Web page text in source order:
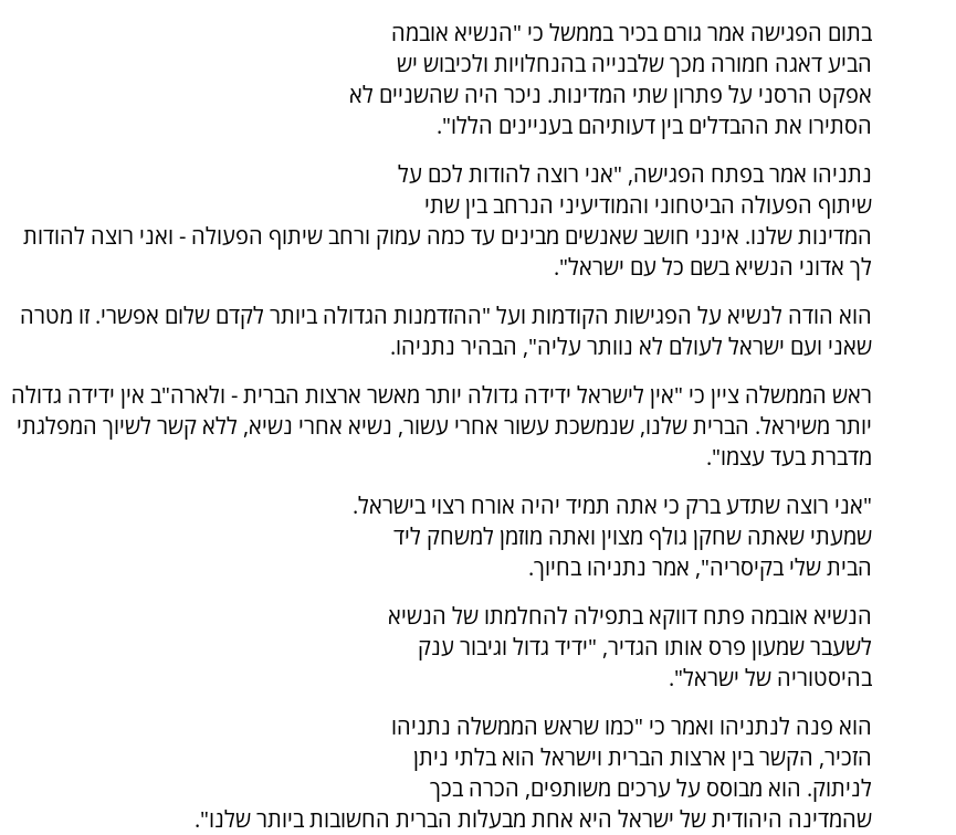
בתום הפגישה אמר גורם בכיר בממשל כי "הנשיא אובמה
הביע דאגה חמורה מכך שלבנייה בהנחלויות ולכיבוש יש
אפקט הרסני על פתרון שתי המדינות. ניכר היה שהשניים לא
הסתירו את ההבדלים בין דעותיהם בעניינים הללו".
נתניהו אמר בפתח הפגישה, "אני רוצה להודות לכם על
שיתוף הפעולה הביטחוני והמודיעיני הנרחב בין שתי
המדינות שלנו. אינני חושב שאנשים מבינים עד כמה עמוק ורחב שיתוף הפעולה - ואני רוצה להודות
לך אדוני הנשיא בשם כל עם ישראל".
הוא הודה לנשיא על הפגישות הקודמות ועל "ההזדמנות הגדולה ביותר לקדם שלום אפשרי. זו מטרה
שאני ועם ישראל לעולם לא נוותר עליה", הבהיר נתניהו.
ראש הממשלה ציין כי "אין לישראל ידידה גדולה יותר מאשר ארצות הברית - ולארה"ב אין ידידה גדולה
יותר משיראל. הברית שלנו, שנמשכת עשור אחרי עשור, נשיא אחרי נשיא, ללא קשר לשיוך המפלגתי
מדברת בעד עצמו".
"אני רוצה שתדע ברק כי אתה תמיד יהיה אורח רצוי בישראל.
שמעתי שאתה שחקן גולף מצוין ואתה מוזמן למשחק ליד
הבית שלי בקיסריה", אמר נתניהו בחיוך.
הנשיא אובמה פתח דווקא בתפילה להחלמתו של הנשיא
לשעבר שמעון פרס אותו הגדיר, "ידיד גדול וגיבור ענק
בהיסטוריה של ישראל".
הוא פנה לנתניהו ואמר כי "כמו שראש הממשלה נתניהו
הזכיר, הקשר בין ארצות הברית וישראל הוא בלתי ניתן
לניתוק. הוא מבוסס על ערכים משותפים, הכרה בכך
שהמדינה היהודית של ישראל היא אחת מבעלות הברית החשובות ביותר שלנו".